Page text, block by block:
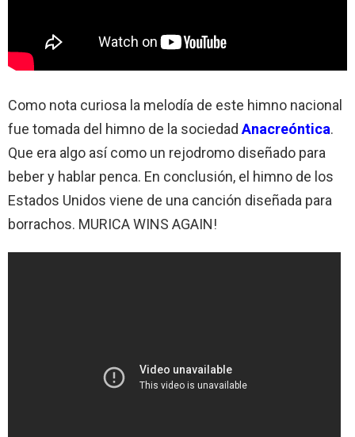
Como nota curiosa la melodía de este himno nacional
fue tomada del himno de la sociedad Anacreóntica.
Que era algo así como un rejodromo diseñado para
beber y hablar penca. En conclusión, el himno de los
Estados Unidos viene de una canción diseñada para
borrachos. MURICA WINS AGAIN!